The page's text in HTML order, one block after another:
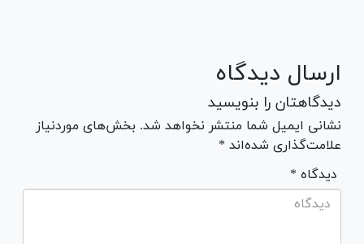
ارسال دیدگاه
دیدگاهتان را بنویسید
نشانی ایمیل شما منتشر نخواهد شد. بخش‌های موردنیاز
علامت‌گذاری شده‌اند *
* دیدگاه